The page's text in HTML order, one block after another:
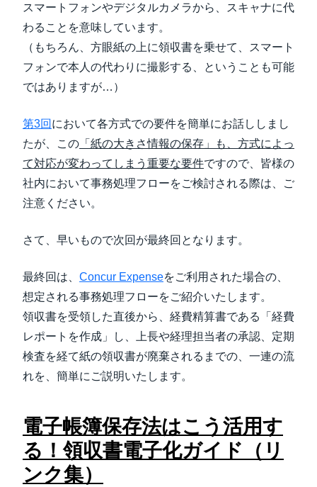
スマートフォンやデジタルカメラから、スキャナに代
わることを意味しています。
（もちろん、方眼紙の上に領収書を乗せて、スマート
フォンで本人の代わりに撮影する、ということも可能
ではありますが…）
第3回 において各方式での要件を簡単にお話ししまし
たが、この 「紙の大きさ情報の保存」も、方式によっ
て対応が変わってしまう重要な要件ですので、皆様の
社内において事務処理フローをご検討される際は、ご
注意ください。
さて、早いもので次回が最終回となります。
最終回は、 Concur Expenseをご利用された場合の、
想定される事務処理フローをご紹介いたします。
領収書を受領した直後から、経費精算書である「経費
レポートを作成」し、上長や経理担当者の承認、定期
検査を経て紙の領収書が廃棄されるまでの、一連の流
れを、簡単にご説明いたします。
電子帳簿保存法はこう活用す
る！領収書電子化ガイド（リ
ンク集）